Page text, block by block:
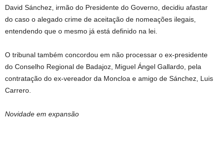
David Sánchez, irmão do Presidente do Governo, decidiu afastar
do caso o alegado crime de aceitação de nomeações ilegais,
entendendo que o mesmo já está definido na lei.
O tribunal também concordou em não processar o ex-presidente
do Conselho Regional de Badajoz, Miguel Ángel Gallardo, pela
contratação do ex-vereador da Moncloa e amigo de Sánchez, Luis
Carrero.
Novidade em expansão